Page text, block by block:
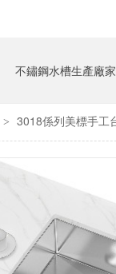
不鏽鋼水槽生產廠家
> 3018係列美標手工